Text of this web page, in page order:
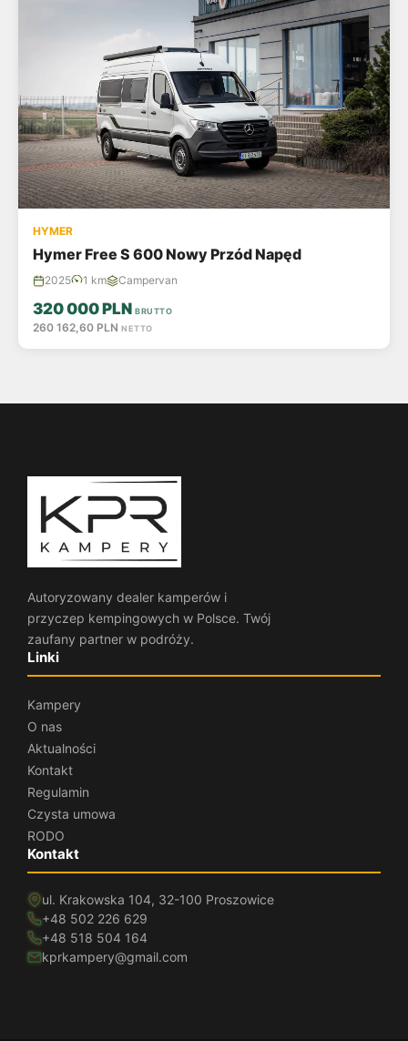
HYMER
Hymer Free S 600 Nowy Przód Napęd
2025 1 km Campervan
320 000 PLN BRUTTO
260 162,60 PLN NETTO
Autoryzowany dealer kamperów i
przyczep kempingowych w Polsce. Twój
zaufany partner w podróży.
Linki
Kampery
O nas
Aktualności
Kontakt
Regulamin
Czysta umowa
RODO
Kontakt
ul. Krakowska 104, 32-100 Proszowice
+48 502 226 629
+48 518 504 164
kprkampery@gmail.com